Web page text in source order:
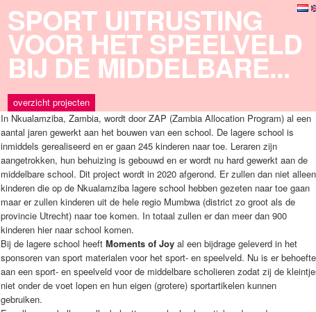
SPORT UITRUSTING
VOOR HET SPEELVELD
BIJ DE MIDDELBARE...
overzicht projecten
In Nkualamziba, Zambia, wordt door ZAP (Zambia Allocation Program) al een
aantal jaren gewerkt aan het bouwen van een school. De lagere school is
inmiddels gerealiseerd en er gaan 245 kinderen naar toe. Leraren zijn
aangetrokken, hun behuizing is gebouwd en er wordt nu hard gewerkt aan de
middelbare school. Dit project wordt in 2020 afgerond. Er zullen dan niet alleen
kinderen die op de Nkualamziba lagere school hebben gezeten naar toe gaan
maar er zullen kinderen uit de hele regio Mumbwa (district zo groot als de
provincie Utrecht) naar toe komen. In totaal zullen er dan meer dan 900
kinderen hier naar school komen.
Bij de lagere school heeft Moments of Joy al een bijdrage geleverd in het
sponsoren van sport materialen voor het sport- en speelveld. Nu is er behoefte
aan een sport- en speelveld voor de middelbare scholieren zodat zij de
niet onder de voet lopen en hun eigen (grotere) sportartikelen kunnen
gebruiken.